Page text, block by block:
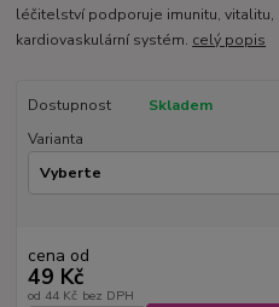
léčitelství podporuje imunitu, vitalitu,
kardiovaskulární systém. celý popis
Dostupnost
Skladem
Varianta
cena od
49 Kč
od 44 Kč bez DPH